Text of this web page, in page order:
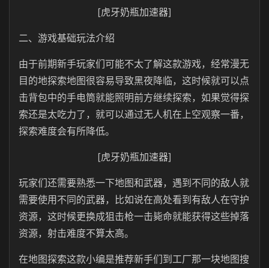
[虎牙奶瓶加速器]
二、游戏基础玩法介绍
由于前期新手玩家们可能不太了解这款游戏，经常漫无
目的地探索地图很容易导致黑夜降临，这时候就可以点
击背包中的手电筒就能照明前方继续探索，如果觉得探
索还是太吃力了，就可以通过无人机在上空观察一番，
探索难度会有所降低。
[虎牙奶瓶加速器]
玩家们还需要熟悉一下地图和武器，遇到不同的敌人就
需要使用不同的武器，比如说在高处看到有敌人在守护
资源，这时候更换成狙击枪一击毙命就能获得这些掉落
资源，射击难度不算太高。
在地图探索这款小编是推荐新手们到工厂那一块地图搜